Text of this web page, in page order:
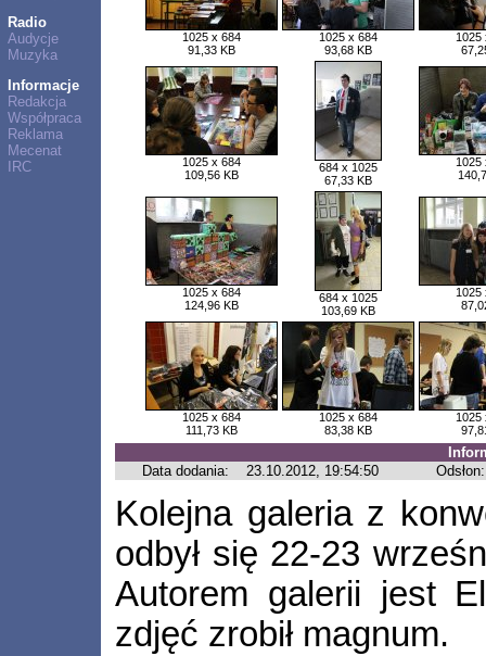
Radio
Audycje
Muzyka
Informacje
Redakcja
Współpraca
Reklama
Mecenat
IRC
1025 x 684
91,33 KB
1025 x 684
93,68 KB
1025
1025 x 684
109,56 KB
684 x 1025
67,33 KB
1025
1025 x 684
124,96 KB
684 x 1025
103,69 KB
1025
1025 x 684
111,73 KB
1025 x 684
83,38 KB
1025
Data dodania:
23.10.2012, 19:54:50 Odsłon:
Kolejna galeria z
odbył się 22-23
Autorem galerii jest
zdjęć zrobił magnum.